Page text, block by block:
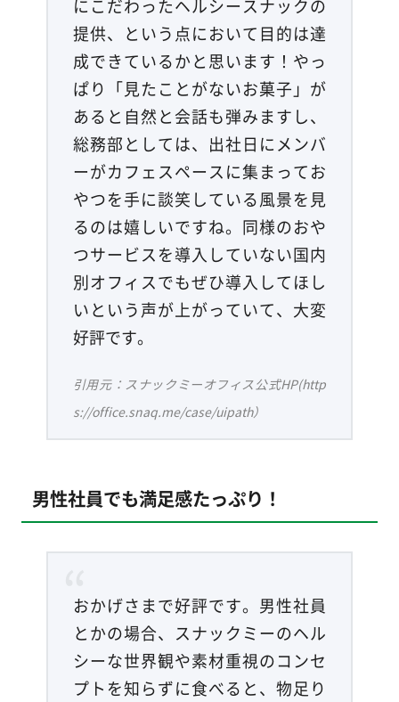
にこだわったヘルシースナックの
提供、という点において目的は達
成できているかと思います！やっ
ぱり「見たことがないお菓子」が
あると自然と会話も弾みますし、
総務部としては、出社日にメンバ
ーがカフェスペースに集まってお
やつを手に談笑している風景を見
るのは嬉しいですね。同様のおや
つサービスを導入していない国内
別オフィスでもぜひ導入してほし
いという声が上がっていて、大変
好評です。
引用元：スナックミーオフィス公式HP(http
s://office.snaq.me/case/uipath）
男性社員でも満足感たっぷり！
おかげさまで好評です。男性社員
とかの場合、スナックミーのヘル
シーな世界観や素材重視のコンセ
プトを知らずに食べると、物足り